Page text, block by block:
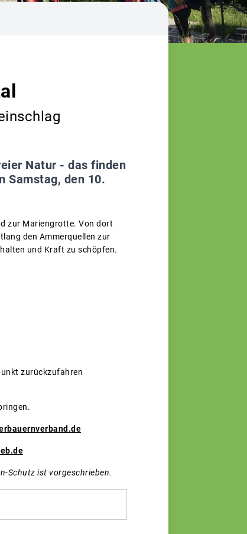
Natur - das finden
Samstag, den 10.
zur Mariengrotte. Von dort
den Ammerquellen zur
und Kraft zu schöpfen.
zurückzufahren
Schutz ist vorgeschrieben.